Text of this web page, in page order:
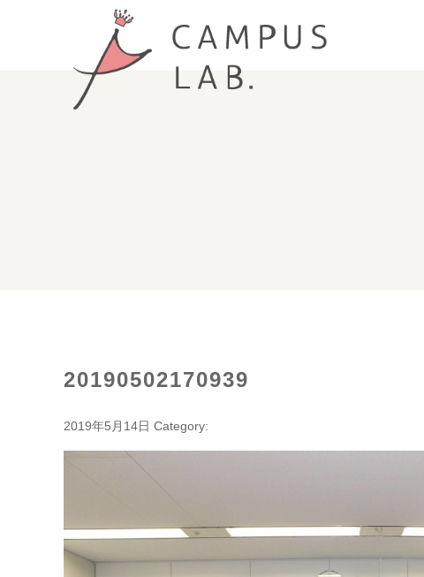
20190502170939
2019年5月14日 Category: